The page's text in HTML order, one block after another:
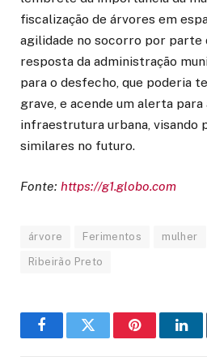
fiscalização de árvores em
agilidade no socorro por parte
resposta da administração
para o desfecho, que poderia
grave, e acende um alerta
infraestrutura urbana, visando
similares no futuro.
Fonte: https://g1.globo.com
árvore Ferimentos mulher
Ribeirão Preto
FacebookTwitter Pinterest